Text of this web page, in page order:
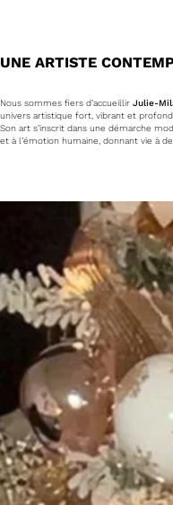
UNE ARTISTE
Nous sommes fiers d’accueillir Julie-
univers artistique fort, vibrant et
Son art s’inscrit dans une démarche
et à l’émotion humaine, donnant vie à